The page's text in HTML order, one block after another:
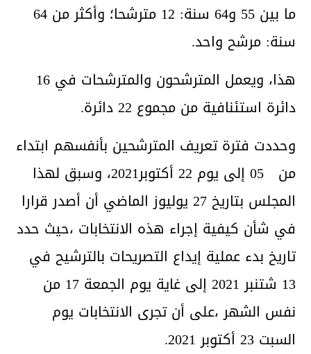
ما بين 55 و64 سنة: 12 مترشحا؛ وأكثر من 64
سنة: مرشح واحد.
هذا، ويعمل المترشحون والمترشحات في 16
دائرة استئنافية من مجموع 22 دائرة.
وحددت فترة تعريف المترشحين بأنفسهم ابتداء
من 05 إلى يوم 22 أكتوبر2021، وسبق لهذا
المجلس بتاريخ 27 يوليوز الماضي أن أصدر قرارا
في شأن كيفية إجراء هذه الانتخابات ،حيث حدد
تاريخ بدء عملية إيداع التصريحات بالترشيح في
13 شتنبر 2021 إلى غاية يوم الجمعة 17 من
نفس الشهر ،على أن تجرى الانتخابات يوم
السبت 23 أكتوبر 2021.